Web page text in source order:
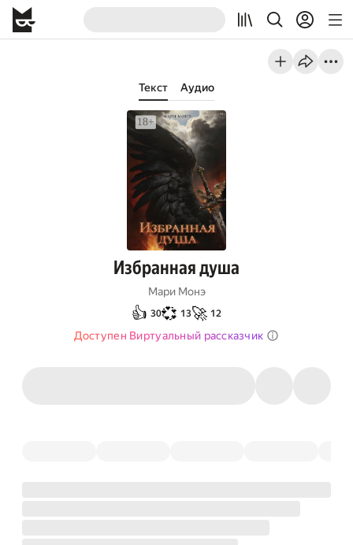
Текст Аудио
Избранная душа
Мари Монэ
👍 30💞 13🚀 12
Доступен Виртуальный рассказчик